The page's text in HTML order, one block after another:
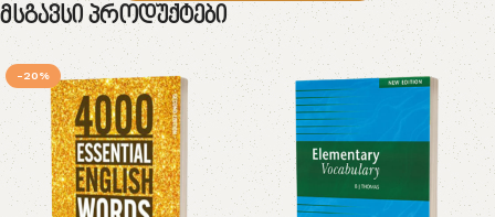
Მსგავსი Პროდუქტები
-20%